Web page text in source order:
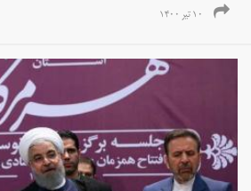
۱۰ تیر ۱۴۰۰